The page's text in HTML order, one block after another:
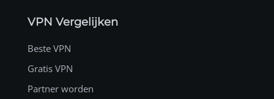
VPN Vergelijken
Beste VPN
Gratis VPN
Partner worden